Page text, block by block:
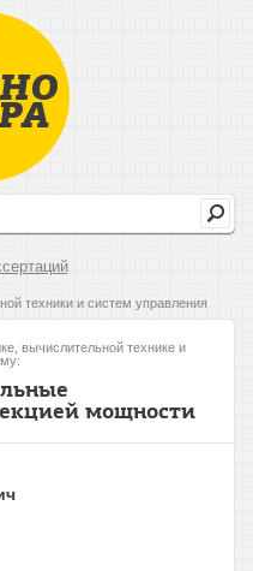
техники и систем управления
вычислительной технике и
мощности